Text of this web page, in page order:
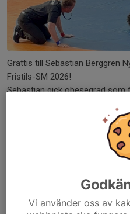
Grattis till Sebastian Berggren
Fristils-SM 2026!
Sebastian gick obesegrad som
vunnit på teknisk
men väl i finalen skadade han
Vi använder oss av